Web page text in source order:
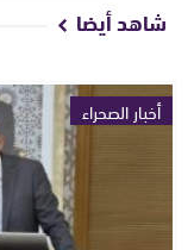
شاهد أيضا
أخبار الصحراء